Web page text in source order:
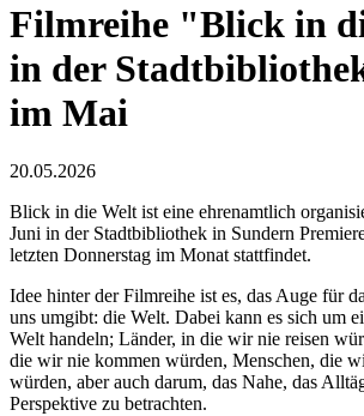
Filmreihe "Blick in
in der
im Mai
20.05.2026
Blick in die Welt ist eine ehrenamtlich
Juni in der Stadtbibliothek in Sundern
letzten Donnerstag im Monat stattfindet.
Idee hinter der Filmreihe ist es, das Auge für
uns umgibt: die Welt. Dabei kann es sich um
Welt handeln; Länder, in die wir nie reisen
die wir nie kommen würden, Menschen, die
würden, aber auch darum, das Nahe, das
Perspektive zu betrachten.